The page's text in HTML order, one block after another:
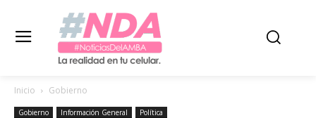
Inicio Gobierno
Gobierno Información General Política